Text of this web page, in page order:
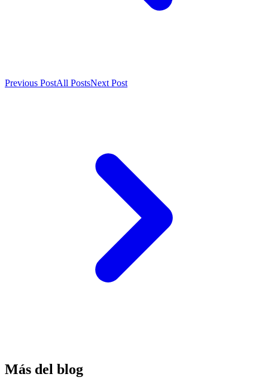
Previous PostAll PostsNext Post
Más del blog